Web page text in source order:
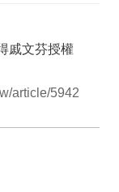
戚文芬授權
article/5942